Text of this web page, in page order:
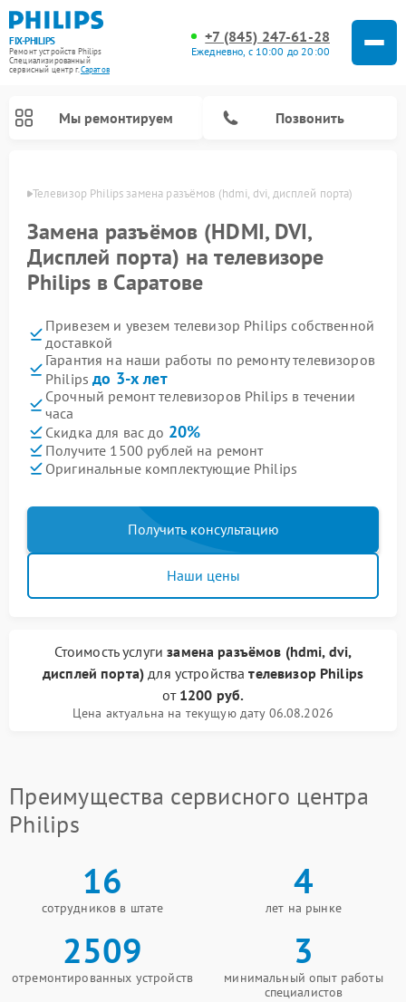
FIX-PHILIPS
Ремонт устройств Philips
Специализированный
cервисный центр г.Саратов
+7 (845) 247-61-28
Ежедневно, с 10:00 до 20:00
Мы ремонтируем Позвонить
Телевизор Philips замена разъёмов (hdmi, dvi, дисплей порта)
Замена разъёмов (HDMI, DVI,
Дисплей порта) на телевизоре
Philips в Саратове
Привезем и увезем телевизор Philips собственной
доставкой
Гарантия на наши работы по ремонту телевизоров
Philipsдо 3-х лет
Срочный ремонт телевизоров Philips в течении
часа
Скидка для вас до 20%
Получите 1500 рублей на ремонт
Оригинальные комплектующие Philips
Получить консультацию
Наши цены
Стоимость услугизамена разъёмов (hdmi, dvi,
дисплей порта) для устройствателевизор Philips
от 1200 руб.
Цена актуальна на текущую дату 06.08.2026
Преимущества сервисного центра
Philips
16
сотрудников в штате
4
лет на рынке
2509
отремонтированных устройств
3
минимальный опыт работы
специалистов